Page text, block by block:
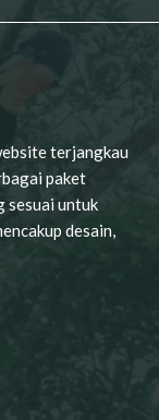
terjangkau
paket
sesuai untuk
desain,